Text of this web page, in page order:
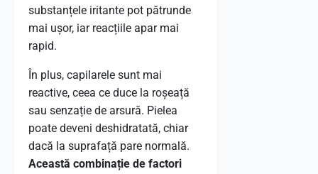
substanțele iritante pot pătrunde
mai ușor, iar reacțiile apar mai
rapid.
În plus, capilarele sunt mai
reactive, ceea ce duce la roșeață
sau senzație de arsură. Pielea
poate deveni deshidratată, chiar
dacă la suprafață pare normală.
Această combinație de factori